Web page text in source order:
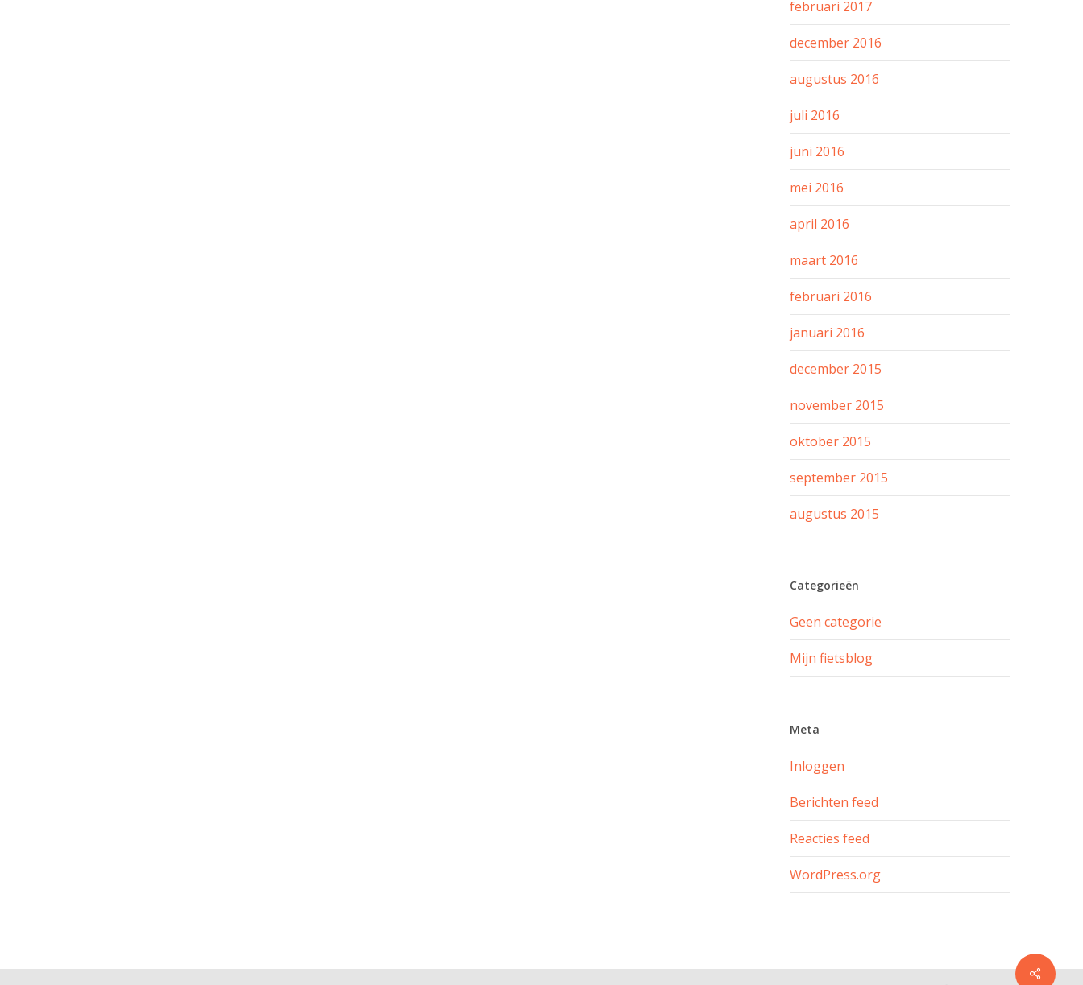
februari 2017
december 2016
augustus 2016
juli 2016
juni 2016
mei 2016
april 2016
maart 2016
februari 2016
januari 2016
december 2015
november 2015
oktober 2015
september 2015
augustus 2015
Categorieën
Geen categorie
Mijn fietsblog
Meta
Inloggen
Berichten feed
Reacties feed
WordPress.org